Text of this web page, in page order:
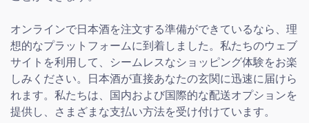
オンラインで日本酒を注文する準備ができているなら、理
想的なプラットフォームに到着しました。私たちのウェブ
サイトを利用して、シームレスなショッピング体験をお楽
しみください。日本酒が直接あなたの玄関に迅速に届けら
れます。私たちは、国内および国際的な配送オプションを
提供し、さまざまな支払い方法を受け付けています。